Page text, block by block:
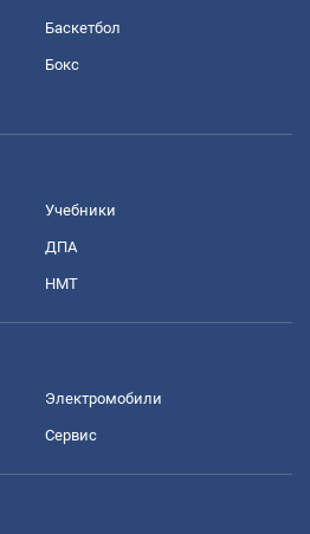
Баскетбол
Бокс
Учебники
ДПА
НМТ
Электромобили
Сервис